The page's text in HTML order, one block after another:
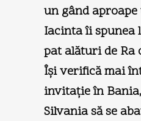
un gând
Iacinta îi spunea
pat alături de Ra
Îşi verifică mai
invitaţie în
Silvania să se